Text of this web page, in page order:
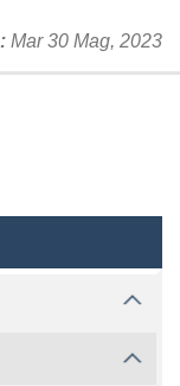
Mar 30 Mag, 2023